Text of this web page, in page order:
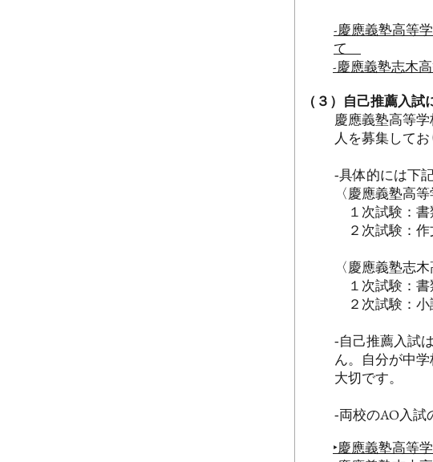
（３）自己推薦入試
慶應義塾高等
人を募集してお
‐具体的には下
〈慶應義塾高等
１次試験：書
２次試験：作
〈慶應義塾志木
１次試験：書
２次試験：小
‐自己推薦入試
ん。自分が中
大切です。
‐両校のAO入試
-慶應義塾高等
て
-慶應義塾志木
‣慶應義塾高等